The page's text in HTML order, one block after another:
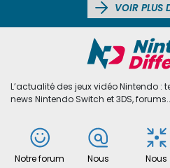
VOIR PLUS
L’actualité des jeux vidéo Nintendo :
news Nintendo Switch et 3DS,
Notre forum
Nous
Nous